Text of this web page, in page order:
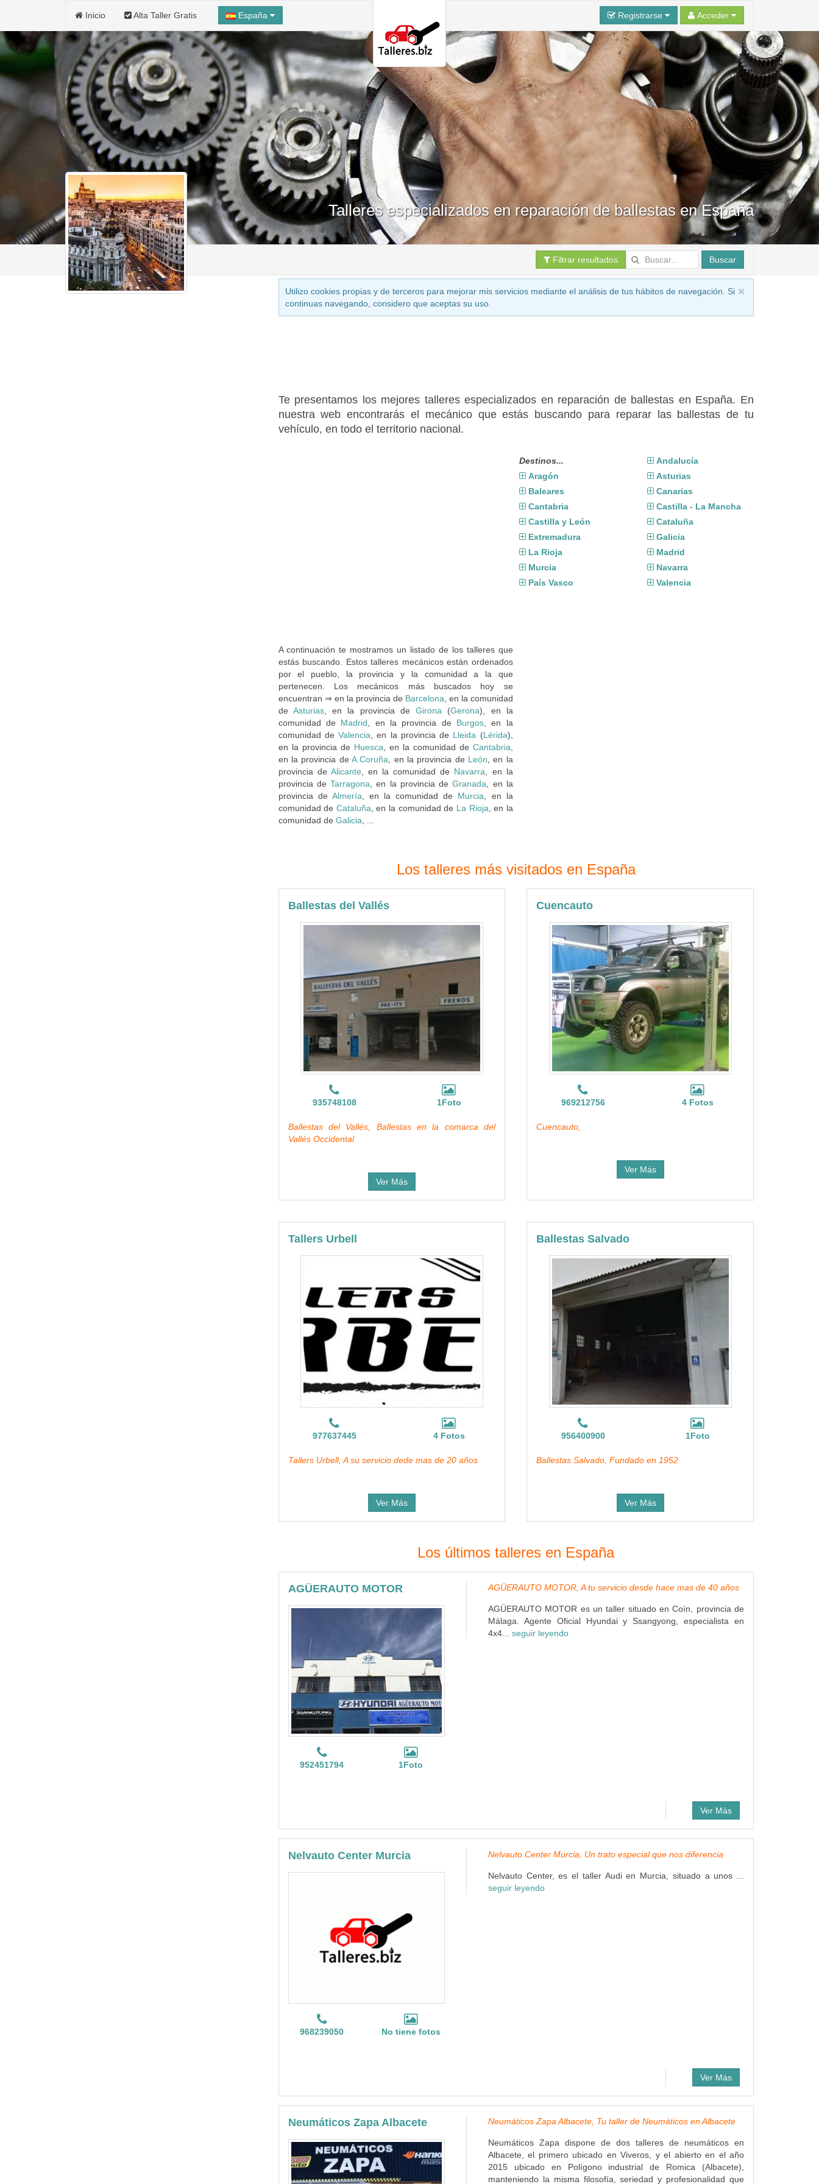
Inicio Alta Taller Gratis España Registrarse Acceder
Talleres especializados en reparación de ballestas en España
Filtrar resultados Buscar
Utilizo cookies propias y de terceros para mejorar mis servicios mediante el análisis de tus hábitos de navegación. Si
continuas navegando, considero que aceptas su uso.
Te presentamos los mejores talleres especializados en reparación de ballestas en España. En
nuestra web encontrarás el mecánico que estás buscando para reparar las ballestas de tu
vehículo, en todo el territorio nacional.
Destinos...
Andalucía
Aragón
Asturias
Baleares
Canarias
Cantabria
Castilla - La Mancha
Castilla y León
Cataluña
Extremadura
Galicia
La Rioja
Madrid
Murcia
Navarra
País Vasco
Valencia
A continuación te mostramos un listado de los talleres que
estás buscando. Estos talleres mecánicos están ordenados
por el pueblo, la provincia y la comunidad a la que
pertenecen. Los mecánicos más buscados hoy se
encuentran ⇒ en la provincia de Barcelona , en la comunidad
de Asturias, en la provincia de Girona (Gerona), en la
comunidad de Madrid , en la provincia de Burgos , en la
comunidad deValencia , en la provincia de Lleida (Lérida),
en la provincia de Huesca , en la comunidad de Cantabria
en la provincia de A Coruña , en la provincia de León , en la
provincia de Alicante, en la comunidad de Navarra , en la
provincia de Tarragona , en la provincia deGranada , en la
provincia de Almería , en la comunidad de Murcia , en la
comunidad de Cataluña , en la comunidad de La Rioja , en la
comunidad de Galicia
Los talleres más visitados en España
Ballestas del Vallés
935748108 1Foto
Ballestas del Vallés, Ballestas en la comarca del
Vallés Occidental
Ver Más
Cuencauto
969212756 4 Fotos
Cuencauto,
Ver Más
Tallers Urbell
977637445 4 Fotos
Tallers Urbell, A su servicio dede mas de 20 años
Ver Más
Ballestas Salvado
956400900 1Foto
Ballestas Salvado, Fundado en 1952
Ver Más
Los últimos talleres en España
AGÜERAUTO MOTOR
952451794 1Foto
AGÜERAUTO MOTOR, A tu servicio desde hace mas de 40 años
AGÜERAUTO MOTOR es un taller situado en Coín, provincia de
Málaga. Agente Oficial Hyundai y Ssangyong, especialista en
4x4... seguir leyendo
Ver Más
Nelvauto Center Murcia
968239050 No tiene fotos
Nelvauto Center Murcia, Un trato especial que nos diferencia
Nelvauto Center, es el taller Audi en Murcia, situado a unos ...
seguir leyendo
Ver Más
Neumáticos Zapa Albacete Neumáticos Zapa Albacete, Tu taller de Neumáticos en Albacete
Neumáticos Zapa dispone de dos talleres de neumáticos en
Albacete, el primero ubicado en Viveros, y el abierto en el año
2015 ubicado en Polígono industrial de Romica (Albacete),
manteniendo la misma filosofía, seriedad y profesionalidad que